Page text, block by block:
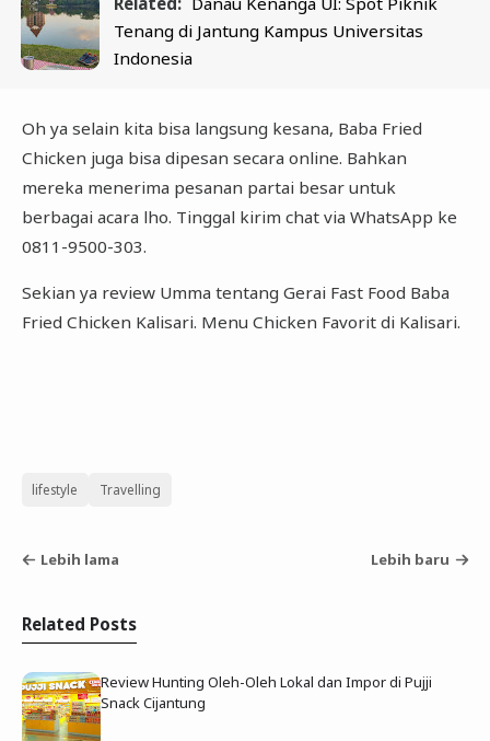
Tenang di Jantung Kampus Universitas
Indonesia
Oh ya selain kita bisa langsung kesana, Baba Fried
Chicken juga bisa dipesan secara online. Bahkan
mereka menerima pesanan partai besar untuk
berbagai acara lho. Tinggal kirim chat via WhatsApp ke
0811-9500-303.
Sekian ya review Umma tentang Gerai Fast Food Baba
Fried Chicken Kalisari. Menu Chicken Favorit di Kalisari.
lifestyle Travelling
Lebih lama Lebih baru
Related Posts
Review Hunting Oleh-Oleh Lokal dan Impor di Pujji
Snack Cijantung